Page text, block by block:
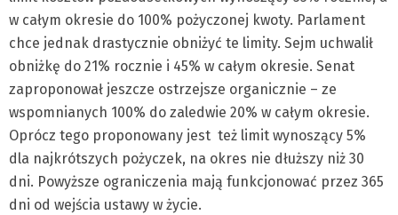
w całym okresie do 100% pożyczonej kwoty. Parlament
chce jednak drastycznie obniżyć te limity. Sejm uchwalił
obniżkę do 21% rocznie i 45% w całym okresie. Senat
zaproponował jeszcze ostrzejsze organicznie – ze
wspomnianych 100% do zaledwie 20% w całym okresie.
Oprócz tego proponowany jest też limit wynoszący 5%
dla najkrótszych pożyczek, na okres nie dłuższy niż 30
dni. Powyższe ograniczenia mają funkcjonować przez 365
dni od wejścia ustawy w życie.